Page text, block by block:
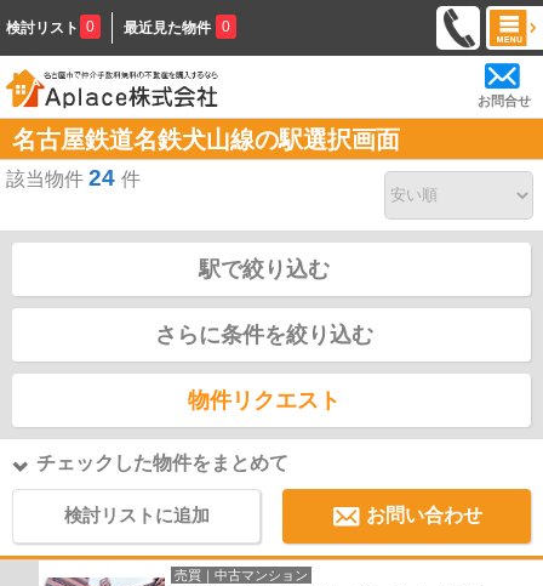
検討リスト 0 最近見た物件 0
お問合せ
名古屋鉄道名鉄犬山線の駅選択画面
該当物件 24 件
駅で絞り込む
さらに条件を絞り込む
物件リクエスト
チェックした物件をまとめて
検討リストに追加 お問い合わせ
売買｜中古マンション